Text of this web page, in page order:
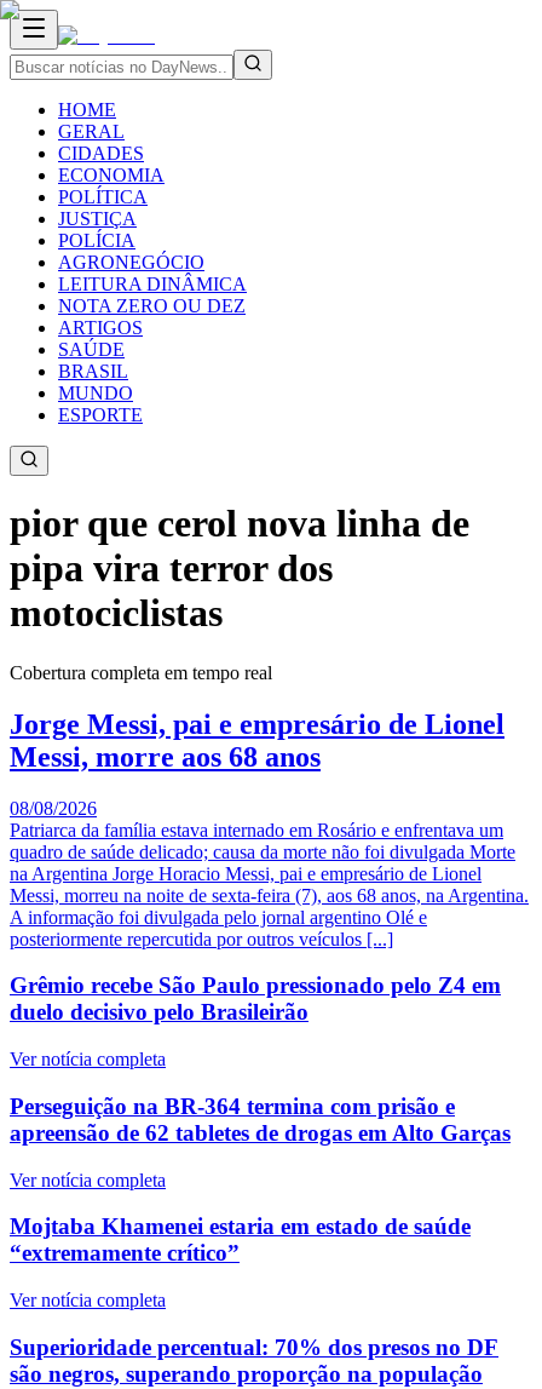
HOME
GERAL
CIDADES
ECONOMIA
POLÍTICA
JUSTIÇA
POLÍCIA
AGRONEGÓCIO
LEITURA DINÂMICA
NOTA ZERO OU DEZ
ARTIGOS
SAÚDE
BRASIL
MUNDO
ESPORTE
pior que cerol nova linha de
pipa vira terror dos
motociclistas
Cobertura completa em tempo real
Jorge Messi, pai e empresário de Lionel
Messi, morre aos 68 anos
08/08/2026
Patriarca da família estava internado em Rosário e enfrentava um
quadro de saúde delicado; causa da morte não foi divulgada Morte
na Argentina Jorge Horacio Messi, pai e empresário de Lionel
Messi, morreu na noite de sexta-feira (7), aos 68 anos, na Argentina.
A informação foi divulgada pelo jornal argentino Olé e
posteriormente repercutida por outros veículos [...]
Grêmio recebe São Paulo pressionado pelo Z4 em
duelo decisivo pelo Brasileirão
Ver notícia completa
Perseguição na BR-364 termina com prisão e
apreensão de 62 tabletes de drogas em Alto Garças
Ver notícia completa
Mojtaba Khamenei estaria em estado de saúde
“extremamente crítico”
Ver notícia completa
Superioridade percentual: 70% dos presos no DF
são negros, superando proporção na população